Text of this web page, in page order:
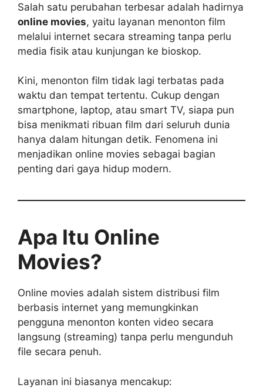
Salah satu perubahan terbesar adalah hadirnya
online movies, yaitu layanan menonton film
melalui internet secara streaming tanpa perlu
media fisik atau kunjungan ke bioskop.
Kini, menonton film tidak lagi terbatas pada
waktu dan tempat tertentu. Cukup dengan
smartphone, laptop, atau smart TV, siapa pun
bisa menikmati ribuan film dari seluruh dunia
hanya dalam hitungan detik. Fenomena ini
menjadikan online movies sebagai bagian
penting dari gaya hidup modern.
Apa Itu Online
Movies?
Online movies adalah sistem distribusi film
berbasis internet yang memungkinkan
pengguna menonton konten video secara
langsung (streaming) tanpa perlu mengunduh
file secara penuh.
Layanan ini biasanya mencakup: